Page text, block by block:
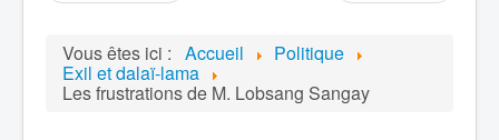
Vous êtes ici : Accueil Politique
Exil et dalaï-lama
Les frustrations de M. Lobsang Sangay